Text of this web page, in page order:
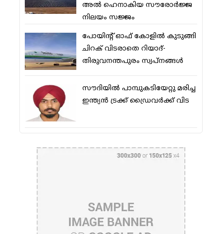
അല്‍ ഹെനാകിയ സൗരോര്‍ജ്ജ
നിലയം സജ്ജം
പോയിന്റ് ഓഫ് കോളില്‍ കുടുങ്ങി
ചിറക് വിടരാതെ റിയാദ്-
തിരുവനന്തപുരം സ്വപ്നങ്ങള്‍
സൗദിയിൽ പാമ്പുകടിയേറ്റു മരിച്ച
ഇന്ത്യൻ ട്രക്ക് ഡ്രൈവർക്ക് വിട